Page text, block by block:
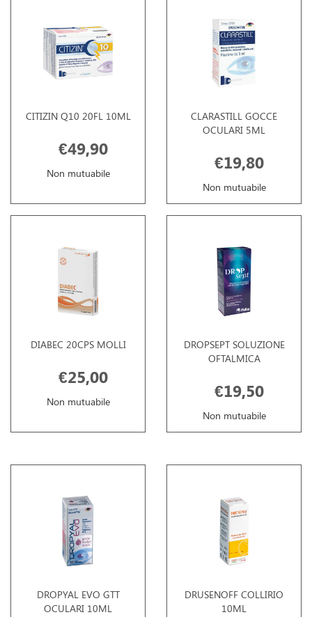
CITIZIN Q10 20FL 10ML
€49,90
Non mutuabile
CLARASTILL GOCCE
OCULARI 5ML
€19,80
Non mutuabile
DIABEC 20CPS MOLLI
€25,00
Non mutuabile
DROPSEPT SOLUZIONE
OFTALMICA
€19,50
Non mutuabile
DROPYAL EVO GTT
OCULARI 10ML
DRUSENOFF COLLIRIO
10ML